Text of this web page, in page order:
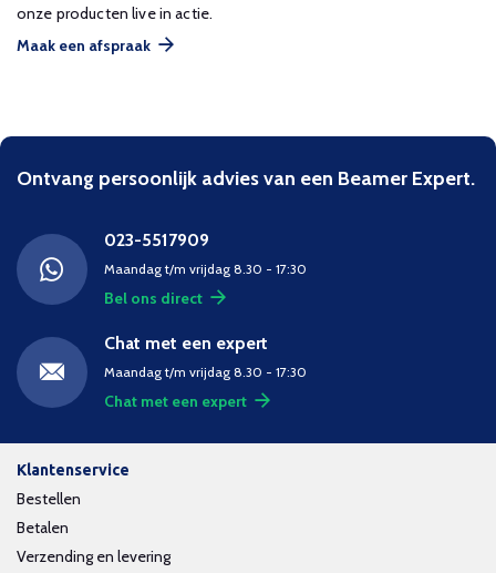
onze producten live in actie.
Maak een afspraak
Ontvang persoonlijk advies van een Beamer Expert.
023-5517909
Maandag t/m vrijdag 8.30 - 17:30
Bel ons direct
Chat met een expert
Maandag t/m vrijdag 8.30 - 17:30
Chat met een expert
Klantenservice
Bestellen
Betalen
Verzending en levering